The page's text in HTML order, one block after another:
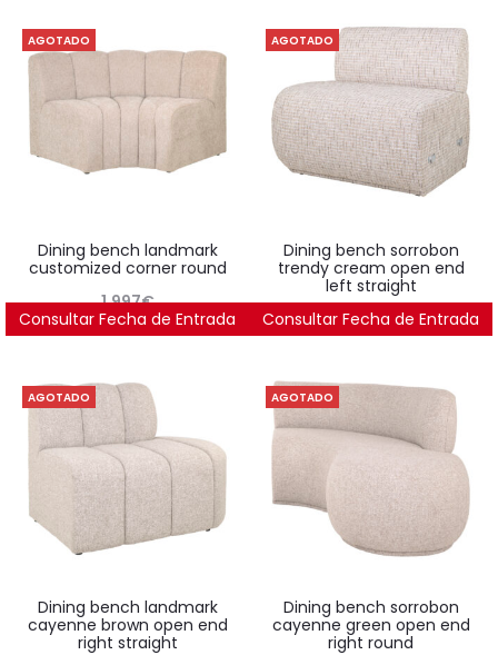
AGOTADO
dining bench landmark
customized corner round
1.997€
Consultar Fecha de Entrada
AGOTADO
dining bench sorrobon
trendy cream open end
left straight
1.895€
Consultar Fecha de Entrada
AGOTADO
dining bench landmark
cayenne brown open end
right straight
AGOTADO
dining bench sorrobon
cayenne green open end
right round